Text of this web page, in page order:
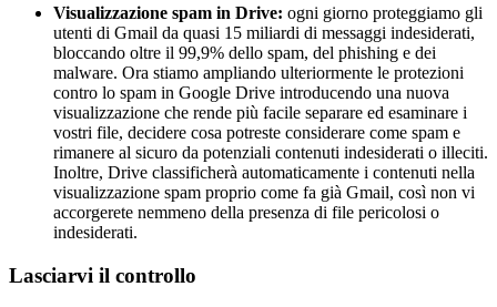
Visualizzazione spam in Drive: ogni giorno proteggiamo gli
utenti di Gmail da quasi 15 miliardi di messaggi indesiderati,
bloccando oltre il 99,9% dello spam, del phishing e dei
malware. Ora stiamo ampliando ulteriormente le protezioni
contro lo spam in Google Drive introducendo una nuova
visualizzazione che rende più facile separare ed esaminare i
vostri file, decidere cosa potreste considerare come spam e
rimanere al sicuro da potenziali contenuti indesiderati o illeciti.
Inoltre, Drive classificherà automaticamente i contenuti nella
visualizzazione spam proprio come fa già Gmail, così non vi
accorgerete nemmeno della presenza di file pericolosi o
indesiderati.
Lasciarvi il controllo